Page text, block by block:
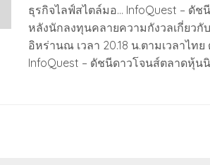
ธุรกิจไลฟ์สไตล์มอ… InfoQuest – ดั
หลังนักลงทุนคลายความกังวลเกี่ยวกั
อิหร่านณ เวลา 20.18 น.ตามเวลาไท
InfoQuest – ดัชนีดาวโจนส์ตลาดหุ้น